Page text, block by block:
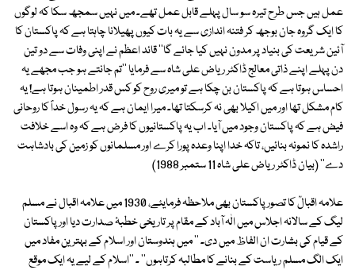
عمل ہیں جس طرح تیرہ سو سال پہلے قابل عمل تھے۔ میں نہیں سمجھ سکا کہ لوگوں
کا ایک گروہ جان بوجھ کر فتنہ اندازی سے یہ بات کیوں پھیلانا چاہتا ہے کہ پاکستان کا
آئین شریعت کی بنیاد پر مدون نہیں کیا جائے گا'' قائد اعظم نے اپنی وفات سے دو تین
دن پہلے اپنے ذاتی معالج ڈاکٹر ریاض علی شاہ سے فرمایا ''تم جانتے ہو جب مجھے یہ
احساس ہوتا ہے کہ پاکستان بن چکا ہے تو میری روح کو کس قدر اطمینان ہوتا ہے! یہ
کام مشکل تھا اور میں اکیلا بھی نہ کرسکتا تھا۔ میرا ایمان ہے کہ یہ رسول خداؐ کا روحانی
فیض ہے کہ پاکستان وجود میں آیا۔ اب یہ پاکستانیوں کا فرض ہے کہ وہ اسے خلافت
راشدہ کا نمونہ بنائیں، تاکہ خدا اپنا وعدہ پورا کرے اور مسلمانوں کو زمین کی بادشاہت
دے'' (بیان ڈاکٹر ریاض علی شاہ 11 ستمبر 1988)
علامہ اقبالؒ کا تصور پاکستان بھی ملاحظہ فرمایئے، 1930 میں علامہ اقبال نے مسلم
لیگ کے سالانہ اجلاس میں الٰہ آباد کے مقام پر تاریخی خطبۂ صدارت دیا اور پاکستان
کے قیام کی بشارت ان الفاظ میں دی۔ '' میں ہندوستان اور اسلام کے بہترین مفاد میں
ایک الگ مسلم ریاست کے بنانے کا مطالبہ کرتاہوں'' ۔ ''اسلام کے لیے یہ ایک موقع